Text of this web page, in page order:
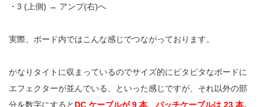
・3 (上側) → アンプ(右)へ
実際、ボード内ではこんな感じでつながっております。
かなりタイトに収まっているのでサイズ的にピタピタなボードに
エフェクターが並んでいる、といった感じですが、それ以外の部
分を数字にすると DC ケーブルが 9 本、パッチケーブルは 23 本。